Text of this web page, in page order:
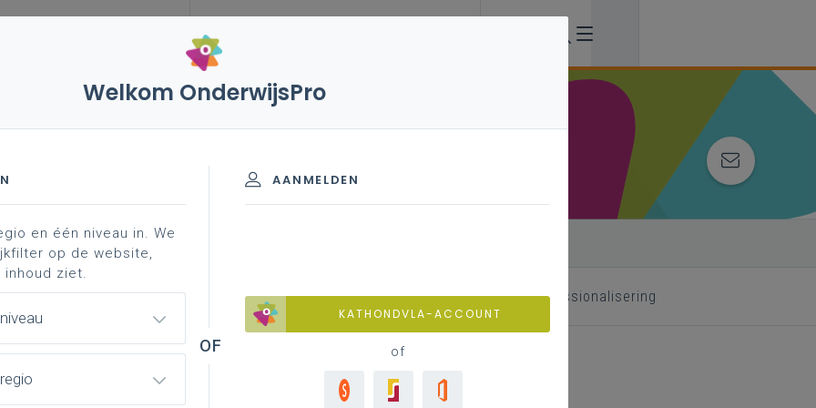
vakken en leerplannen 2de graad
- 2de graad - D-finaliteit
Chemie
achtergrond contacteer je pedagogisch begeleider professionalisering
Welkom OnderwijsPro
AANMELDEN
KATHONDVLA-ACCOUNT
of
en één niveau in. We
op de website,
ziet.